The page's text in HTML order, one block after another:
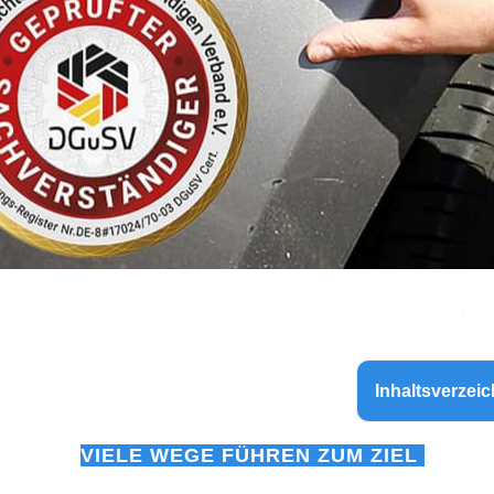
VIELE WEGE FÜHREN ZUM ZIEL